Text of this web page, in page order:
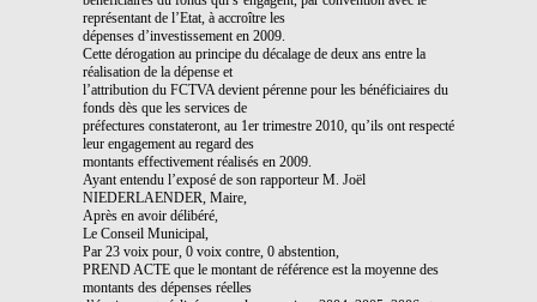
représentant de l’Etat, à accroître les
dépenses d’investissement en 2009.
Cette dérogation au principe du décalage de deux ans entre la
réalisation de la dépense et
l’attribution du FCTVA devient pérenne pour les bénéficiaires du
fonds dès que les services de
préfectures constateront, au 1er trimestre 2010, qu’ils ont respecté
leur engagement au regard des
montants effectivement réalisés en 2009.
Ayant entendu l’exposé de son rapporteur M. Joël
NIEDERLAENDER, Maire,
Après en avoir délibéré,
Le Conseil Municipal,
Par 23 voix pour, 0 voix contre, 0 abstention,
PREND ACTE que le montant de référence est la moyenne des
montants des dépenses réelles